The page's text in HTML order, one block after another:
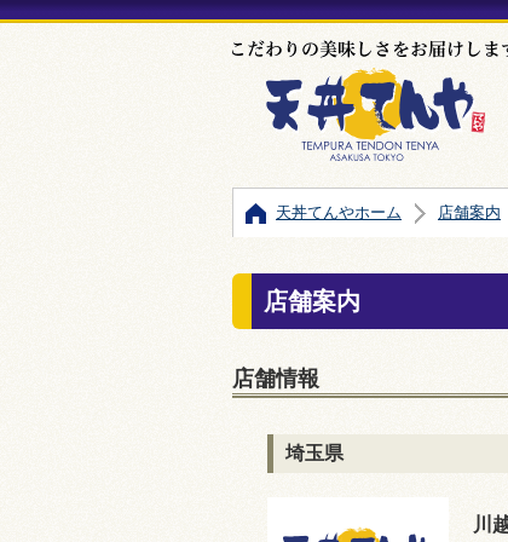
天丼てんやホーム 店舗案内
店舗案内
店舗情報
埼玉県
川